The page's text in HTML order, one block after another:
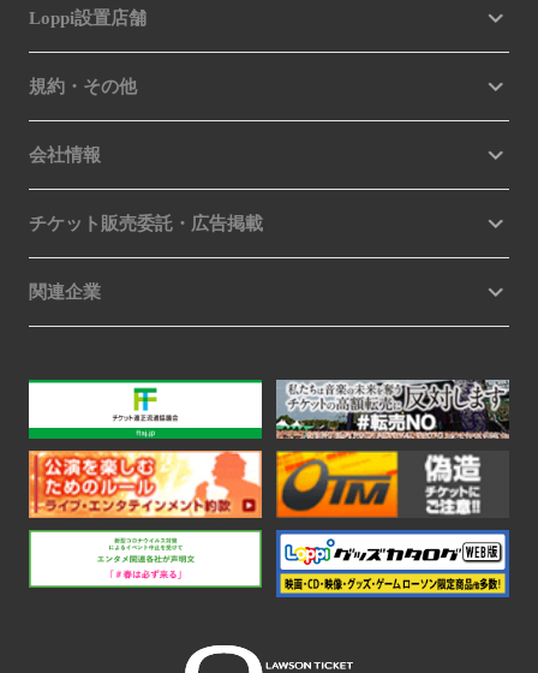
Loppi設置店舗
規約・その他
会社情報
チケット販売委託・広告掲載
関連企業